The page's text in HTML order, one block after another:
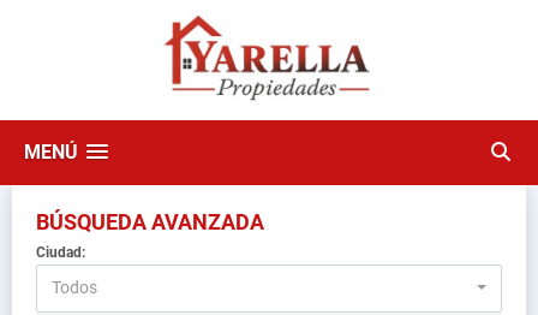
MENÚ
BÚSQUEDA AVANZADA
Ciudad:
Todos